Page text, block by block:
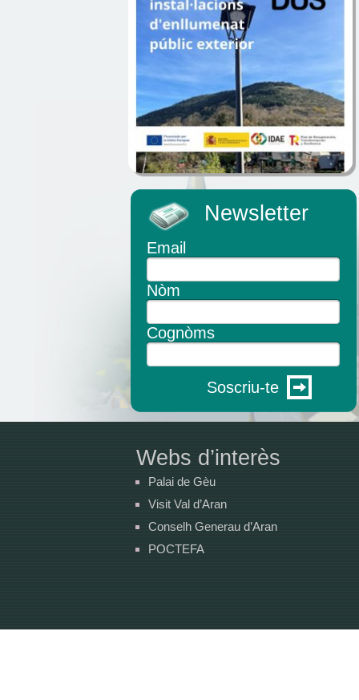
Newsletter
Email
Nòm
Cognòms
Soscriu-te
Webs d’interès
Palai de Gèu
Visit Val d’Aran
Conselh Generau d’Aran
POCTEFA